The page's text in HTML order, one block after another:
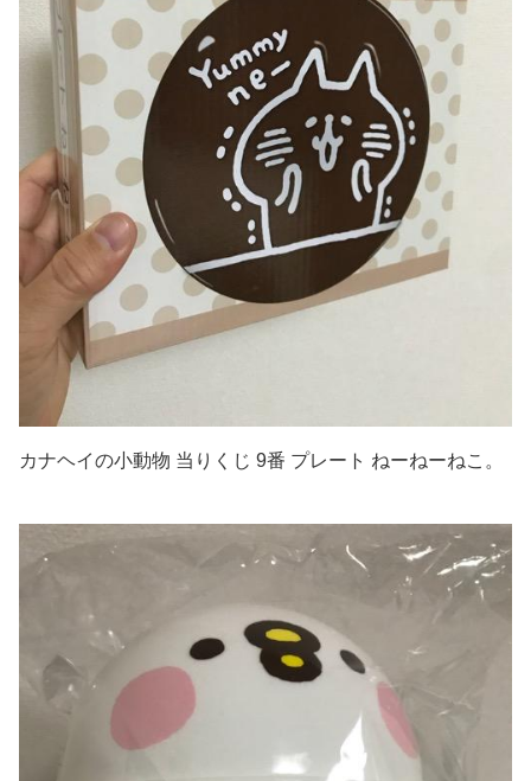
カナヘイの小動物 当りくじ 9番 プレート ねーねーねこ。